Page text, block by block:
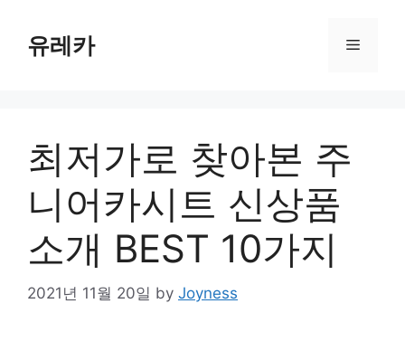
content유레카 Menu
최저가로 찾아본 주
니어카시트 신상품
소개 BEST 10가지
2021년 11월 20일 by Joyness